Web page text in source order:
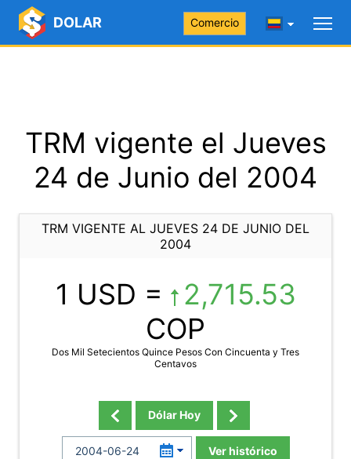
DOLAR Comercio
TRM vigente el Jueves
24 de Junio del 2004
TRM VIGENTE AL JUEVES 24 DE JUNIO DEL
2004
1 USD =
2,715.53
COP
Dos Mil Setecientos Quince Pesos Con Cincuenta y Tres
Centavos
Dólar Hoy
Ver histórico